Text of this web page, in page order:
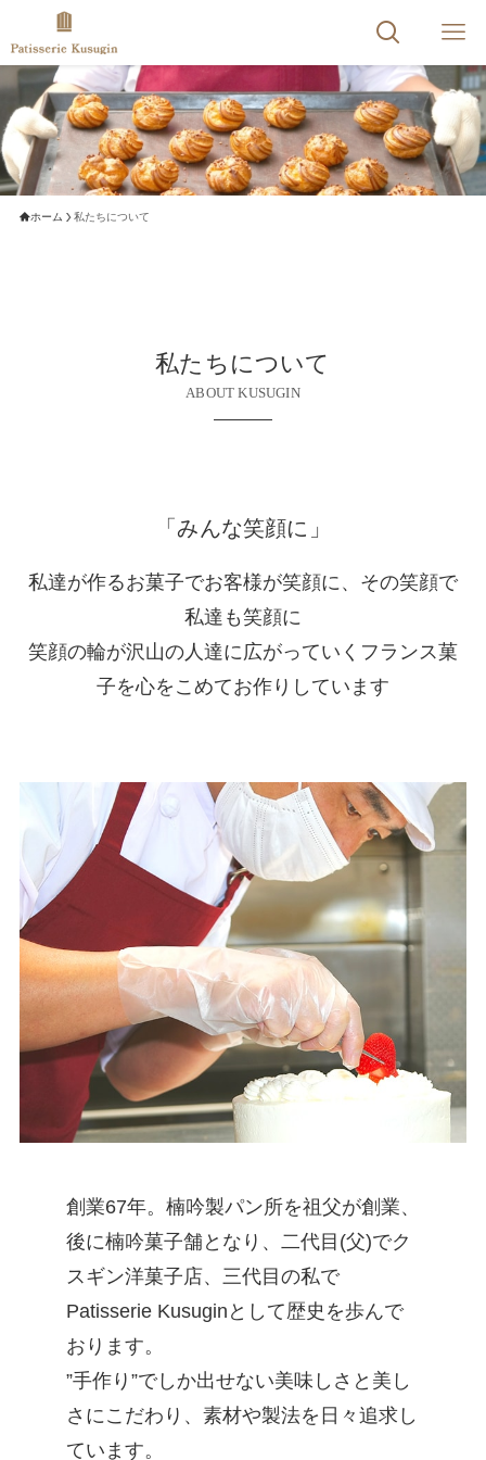
ホーム 私たちについて
私たちについて
ABOUT KUSUGIN
「みんな笑顔に」
私達が作るお菓子でお客様が笑顔に、その笑顔で
私達も笑顔に
笑顔の輪が沢山の人達に広がっていくフランス菓
子を心をこめてお作りしています
創業67年。楠吟製パン所を祖父が創業、
後に楠吟菓子舗となり、二代目(父)でク
スギン洋菓子店、三代目の私で
Patisserie Kusuginとして歴史を歩んで
おります。
”手作り”でしか出せない美味しさと美し
さにこだわり、素材や製法を日々追求し
ています。